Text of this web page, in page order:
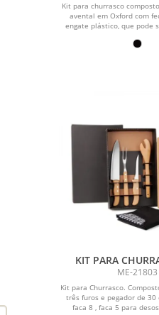
Kit para churrasco
avental em Oxford com
engate plástico, que pode
KIT PARA
BAMBU / MADEIRA
AVENTAL - 6
ME-21803
Kit para Churrasco.
três furos e pegador de 30
faca 8 , faca 5 para